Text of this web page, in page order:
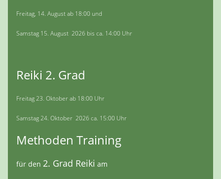
Freitag, 14. August ab 18:00 und
Samstag 15. August 2026 bis ca. 14:00 Uhr
Reiki 2. Grad
Freitag 23. Oktober ab 18:00 Uhr
Samstag 24. Oktober 2026 ca. 15:00 Uhr
Methoden Training
für den 2. Grad Reiki am